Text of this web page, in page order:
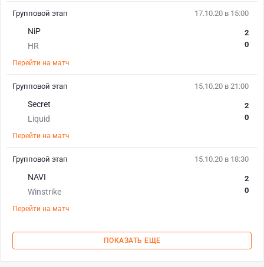
17.10.20 в 15:00
NiP
HR
2
0
Перейти на матч
Групповой этап
15.10.20 в 21:00
Secret
Liquid
2
0
Перейти на матч
Групповой этап
15.10.20 в 18:30
NAVI
Winstrike
2
0
Перейти на матч
Групповой этап
ПОКАЗАТЬ ЕЩЕ